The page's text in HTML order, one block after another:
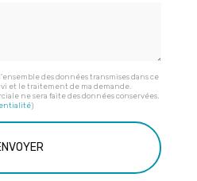
des données transmises dans ce
et le traitement de ma demande.
ne sera faite des données conservées.
)